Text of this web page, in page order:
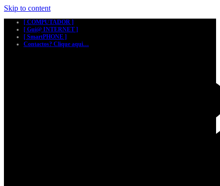
Skip to content
[ COMPUTADOR ]
[ Gui@ INTERNET ]
[ SmartPHONE ]
Contactos? Clique aqui…